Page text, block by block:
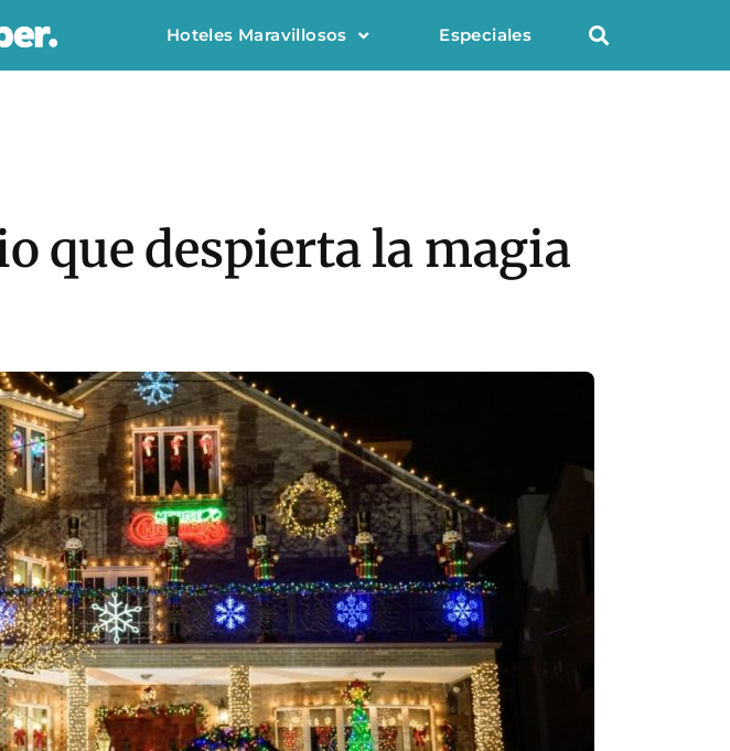
Hoteles Maravillosos Especiales
que despierta la magia